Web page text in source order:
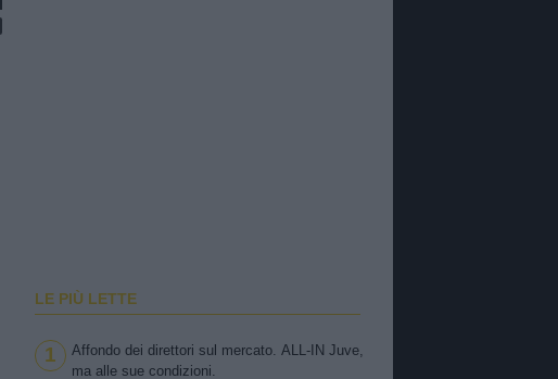
LE PIÙ LETTE
1
Affondo dei direttori sul mercato. ALL-IN Juve,
ma alle sue condizioni.